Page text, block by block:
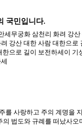
국민입니다.
무궁화 삼천리 화려 강
강산 대한 사람 대한으
으로 길이 보전하세이
를 사랑하고 주의 계명을
법도와 규례를 떠났사오